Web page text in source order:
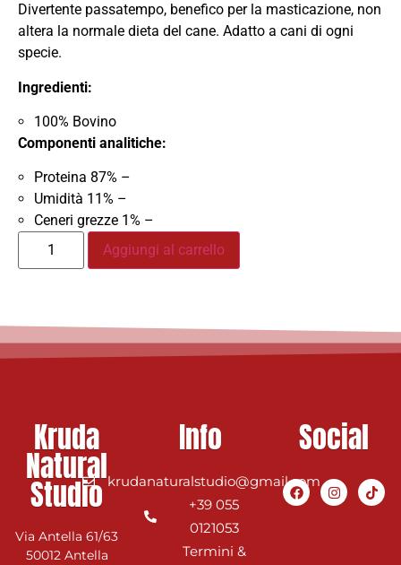
Divertente passatempo, benefico per la masticazione, non
altera la normale dieta del cane. Adatto a cani di ogni
specie.
Ingredienti:
100% Bovino
Componenti analitiche:
Proteina 87% –
Umidità 11% –
Ceneri grezze 1% –
Aggiungi al carrello
Kruda
Natural
Studio
Via Antella 61/63
50012 Antella
Info
krudanaturalstudio@gmail.com
+39 055
0121053
Termini &
Social